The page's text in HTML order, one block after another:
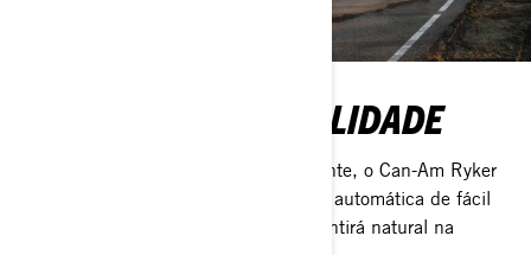
ANDE COM TRANQUILIDADE
Seja um condutor iniciante ou experiente, o Can-Am Ryker
foi feito para si. Com uma transmissão automática de fácil
manuseio e tecnologia de ponta, se sentirá natural na